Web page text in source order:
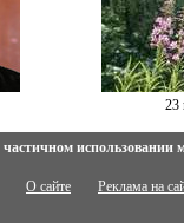
23
использовании
О сайте Реклама на